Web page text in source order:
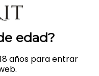
10 cl miniatura
edad?
años para entrar
edad?
años para entrar